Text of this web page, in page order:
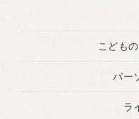
こども
パー
ラ